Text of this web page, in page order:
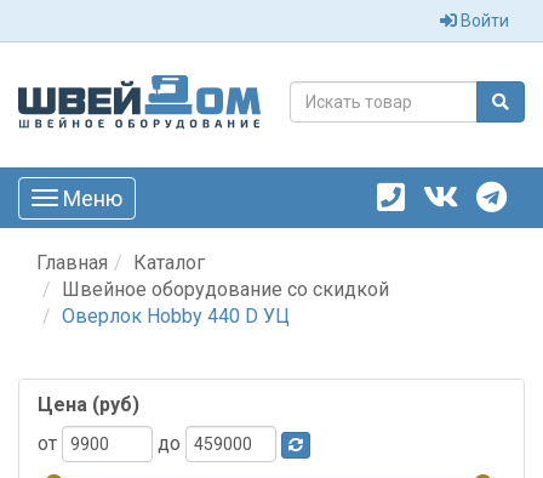
Войти
Toggle
navigation
Меню
Главная
Каталог
Швейное оборудование со скидкой
Оверлок Hobby 440 D УЦ
Цена (руб)
от
до